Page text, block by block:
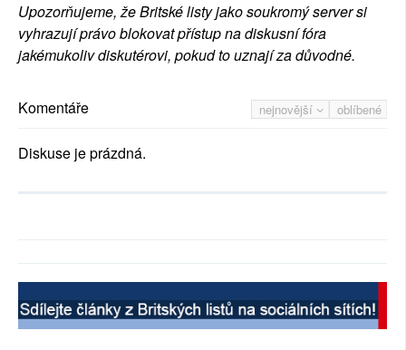
Upozorňujeme, že Britské listy jako soukromý server si
vyhrazují právo blokovat přístup na diskusní fóra
jakémukoliv diskutérovi, pokud to uznají za důvodné.
nejnovější oblíbené
Komentáře
Diskuse je prázdná.